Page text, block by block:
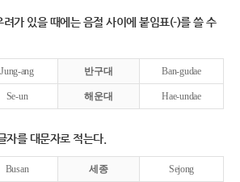
려가 있을 때에는 음절 사이에 붙임표(-)를 쓸 수
Jung-ang 반구대 Ban-gudae
Se-un 해운대 Hae-undae
자를 대문자로 적는다.
Busan 세종 Sejong